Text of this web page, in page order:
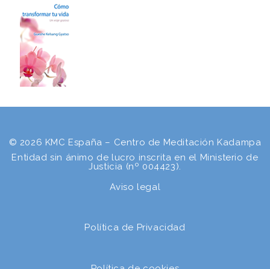
© 2026 KMC España – Centro de Meditación Kadampa
Entidad sin ánimo de lucro inscrita en el Ministerio de
Justicia (nº 004423).
Aviso legal
Política de Privacidad